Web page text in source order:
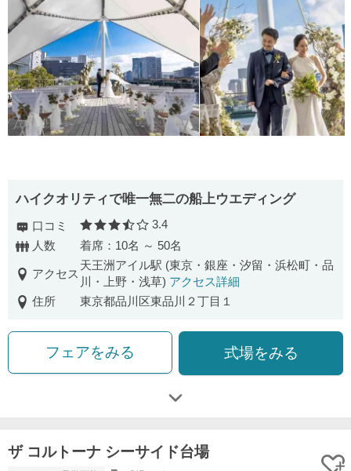
ハイクオリティで唯一無二の船上ウエディング
口コミ 口コミ評価
3.4
人数
着席：10名 ～ 50名
アクセス
天王洲アイル駅 (東京・銀座・汐留・浜松町・品
川・上野・浅草) アクセス詳細
住所
東京都品川区東品川２丁目１
フェアをみる 式場をみる
ザ コルトーナ シーサイド台場